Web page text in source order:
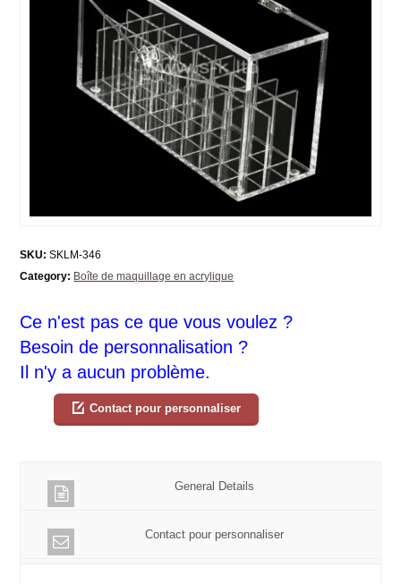
SKU: SKLM-346
Category: Boîte de maquillage en acrylique
Ce n'est pas ce que vous voulez ?
Besoin de personnalisation ?
Il n'y a aucun problème.
Contact pour personnaliser
General Details
Contact pour personnaliser